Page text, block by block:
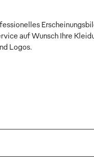
auf Wunsch Ihre
Logos.